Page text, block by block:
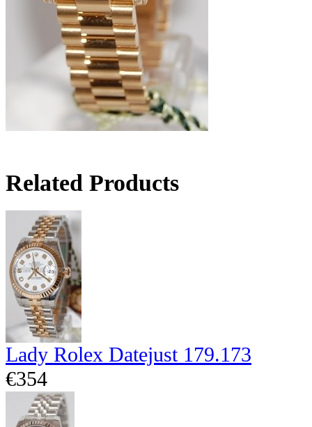
Related Products
Lady Rolex Datejust 179.173
€354